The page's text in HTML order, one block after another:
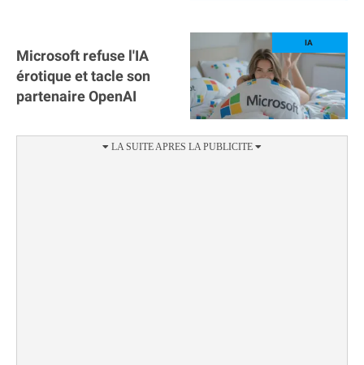
Microsoft refuse l'IA
érotique et tacle son
partenaire OpenAI